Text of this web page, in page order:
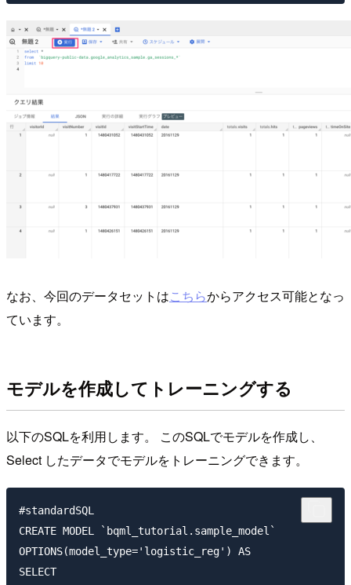
なお、今回のデータセットはこちらからアクセス可能となっ
ています。
モデルを作成してトレーニングする
以下のSQLを利用します。 このSQLでモデルを作成し、
Select したデータでモデルをトレーニングできます。
#standardSQL
CREATE MODEL `bqml_tutorial.sample_model`
OPTIONS(model_type='logistic_reg') AS
SELECT